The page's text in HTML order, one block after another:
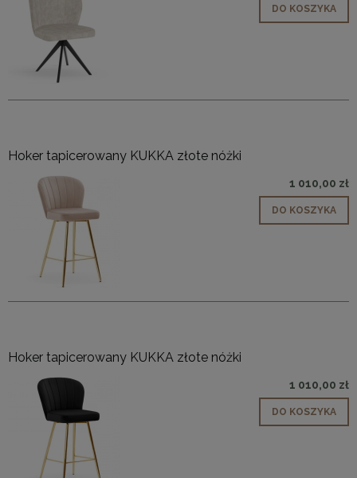
DO KOSZYKA
Hoker tapicerowany KUKKA złote nóżki
1 010,00 zł
DO KOSZYKA
Hoker tapicerowany KUKKA złote nóżki
1 010,00 zł
DO KOSZYKA